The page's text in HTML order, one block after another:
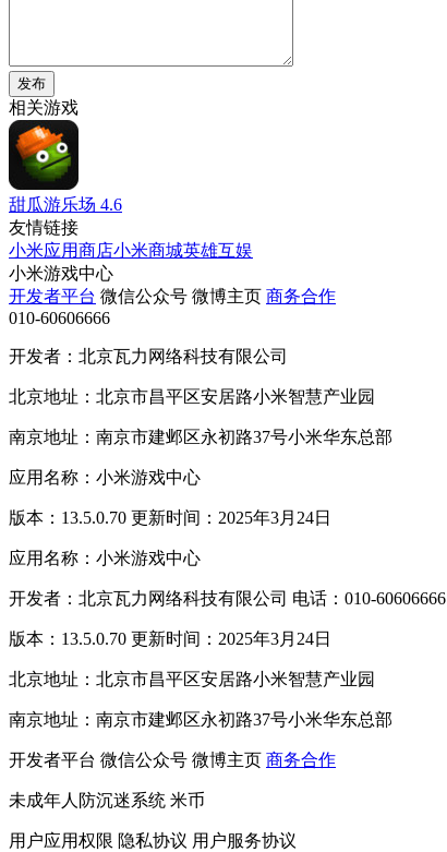
发布
相关游戏
甜瓜游乐场 4.6
友情链接
小米应用商店小米商城英雄互娱
小米游戏中心
开发者平台 微信公众号 微博主页 商务合作
010-60606666
开发者：北京瓦力网络科技有限公司
北京地址：北京市昌平区安居路小米智慧产业园
南京地址：南京市建邺区永初路37号小米华东总部
应用名称：小米游戏中心
版本：13.5.0.70 更新时间：2025年3月24日
应用名称：小米游戏中心
开发者：北京瓦力网络科技有限公司 电话：010-60606666
版本：13.5.0.70 更新时间：2025年3月24日
北京地址：北京市昌平区安居路小米智慧产业园
南京地址：南京市建邺区永初路37号小米华东总部
开发者平台 微信公众号 微博主页 商务合作
未成年人防沉迷系统 米币
用户应用权限 隐私协议 用户服务协议